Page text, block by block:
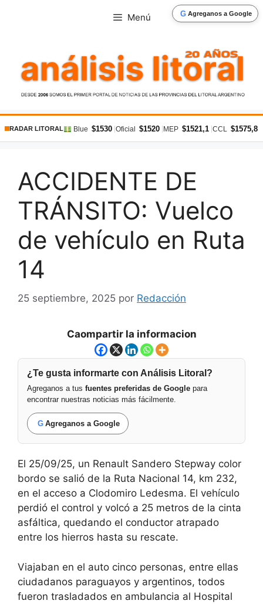
G Agreganos a Google
Menú
RADAR LITORAL Blue $1530 Oficial $1520 MEP $1521,1 CCL $1575,8
ACCIDENTE DE
TRÁNSITO: Vuelco
de vehículo en Ruta
14
25 septiembre, 2025 por Redacción
Caompartir la informacion
¿Te gusta informarte con Análisis Litoral?
Agreganos a tus fuentes preferidas de Google para
encontrar nuestras noticias más fácilmente.
G Agreganos a Google
El 25/09/25, un Renault Sandero Stepway color
bordo se salió de la Ruta Nacional 14, km 232,
en el acceso a Clodomiro Ledesma. El vehículo
perdió el control y volcó a 25 metros de la cinta
asfáltica, quedando el conductor atrapado
entre los hierros hasta su rescate.
Viajaban en el auto cinco personas, entre ellas
ciudadanos paraguayos y argentinos, todos
fueron trasladados en ambulancia al Hospital